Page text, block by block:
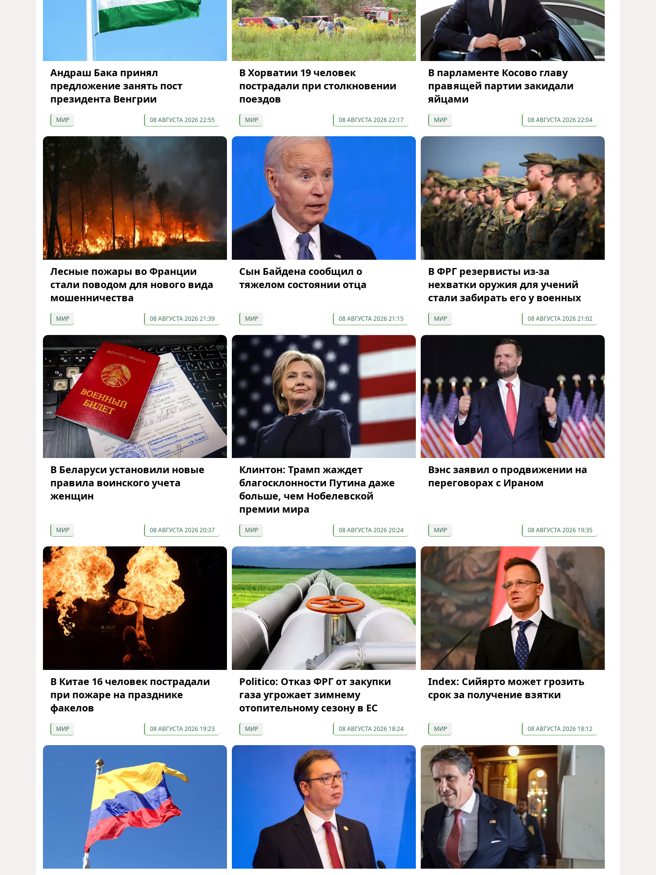
Андраш Бака принял
предложение занять пост
президента Венгрии
МИР 08 АВГУСТА 2026 22:55
В Хорватии 19 человек
пострадали при столкновении
поездов
МИР 08 АВГУСТА 2026 22:17
В парламенте Косово главу
правящей партии закидали
яйцами
МИР 08 АВГУСТА 2026 22:04
Лесные пожары во Франции
стали поводом для нового вида
мошенничества
МИР 08 АВГУСТА 2026 21:39
Сын Байдена сообщил о
тяжелом состоянии отца
МИР 08 АВГУСТА 2026 21:15
В ФРГ резервисты из-за
нехватки оружия для учений
стали забирать его у военных
МИР 08 АВГУСТА 2026 21:02
В Беларуси установили новые
правила воинского учета
женщин
МИР 08 АВГУСТА 2026 20:37
Клинтон: Трамп жаждет
благосклонности Путина даже
больше, чем Нобелевской
премии мира
МИР 08 АВГУСТА 2026 20:24
Вэнс заявил о продвижении на
переговорах с Ираном
МИР 08 АВГУСТА 2026 19:35
В Китае 16 человек пострадали
при пожаре на празднике
факелов
МИР 08 АВГУСТА 2026 19:23
Politico: Отказ ФРГ от закупки
газа угрожает зимнему
отопительному сезону в ЕС
МИР 08 АВГУСТА 2026 18:24
Index: Сийярто может грозить
срок за получение взятки
МИР 08 АВГУСТА 2026 18:12